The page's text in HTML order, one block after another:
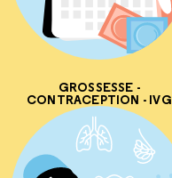
GROSSESSE -
CONTRACEPTION - IVG